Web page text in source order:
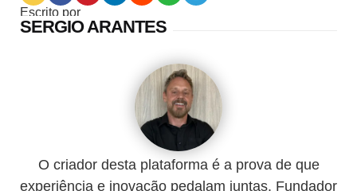
Escrito por
SERGIO ARANTES
O criador desta plataforma é a prova de que
experiência e inovação pedalam juntas. Fundador